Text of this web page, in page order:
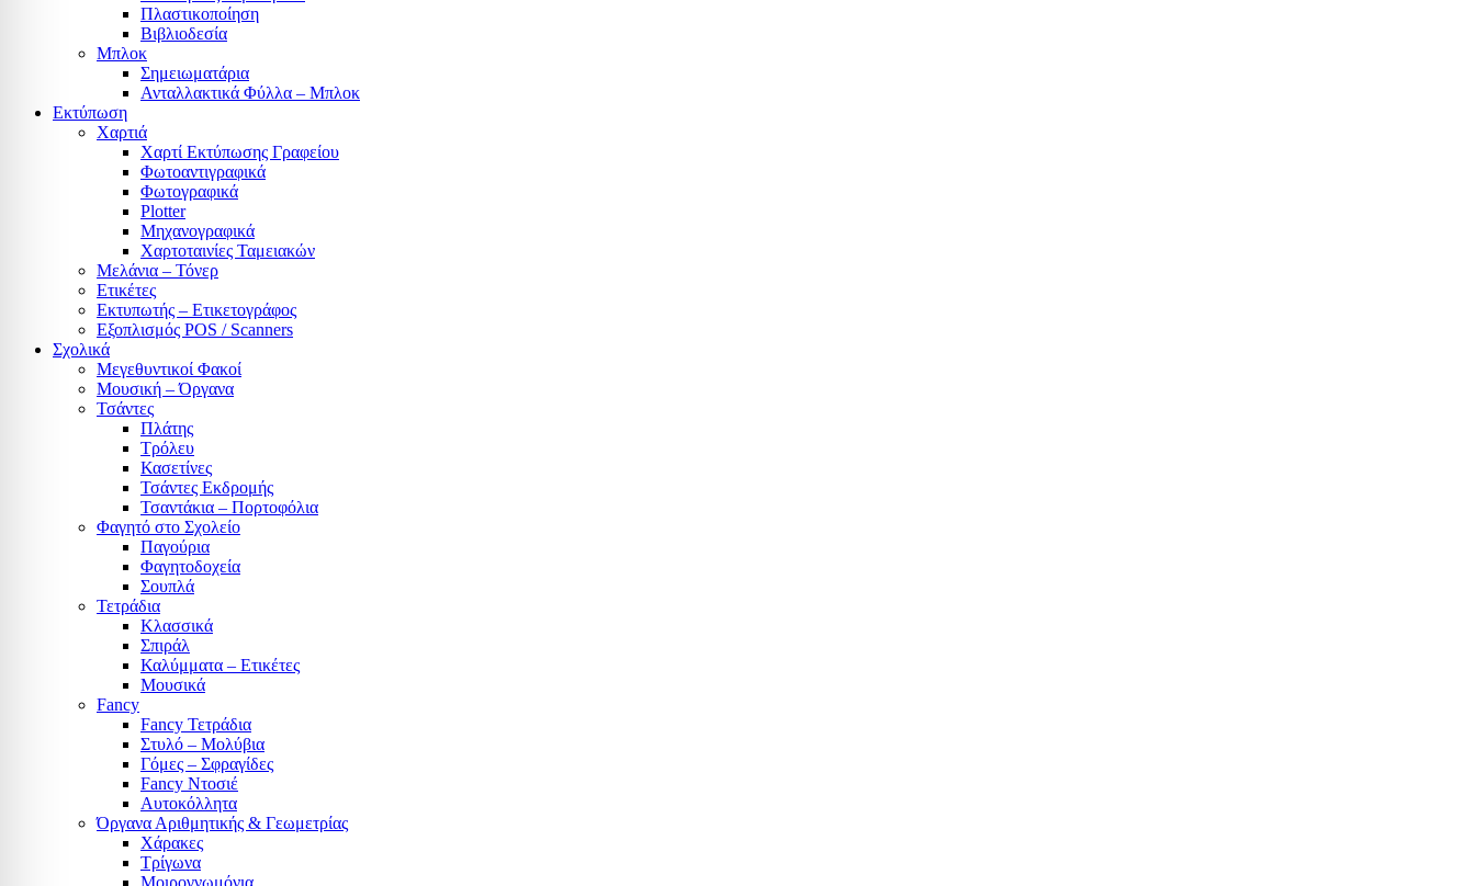
Πλαστικοποίηση
Βιβλιοδεσία
Μπλοκ
Σημειωματάρια
Ανταλλακτικά Φύλλα – Μπλοκ
Εκτύπωση
Χαρτιά
Χαρτί Εκτύπωσης Γραφείου
Φωτοαντιγραφικά
Φωτογραφικά
Plotter
Μηχανογραφικά
Χαρτοταινίες Ταμειακών
Μελάνια – Τόνερ
Ετικέτες
Εκτυπωτής – Ετικετογράφος
Εξοπλισμός POS / Scanners
Σχολικά
Μεγεθυντικοί Φακοί
Μουσική – Όργανα
Τσάντες
Πλάτης
Τρόλευ
Κασετίνες
Τσάντες Εκδρομής
Τσαντάκια – Πορτοφόλια
Φαγητό στο Σχολείο
Παγούρια
Φαγητοδοχεία
Σουπλά
Τετράδια
Κλασσικά
Σπιράλ
Καλύμματα – Ετικέτες
Μουσικά
Fancy
Fancy Τετράδια
Στυλό – Μολύβια
Γόμες – Σφραγίδες
Fancy Ντοσιέ
Αυτοκόλλητα
Όργανα Αριθμητικής & Γεωμετρίας
Χάρακες
Τρίγωνα
Mοιρογνωμόνια